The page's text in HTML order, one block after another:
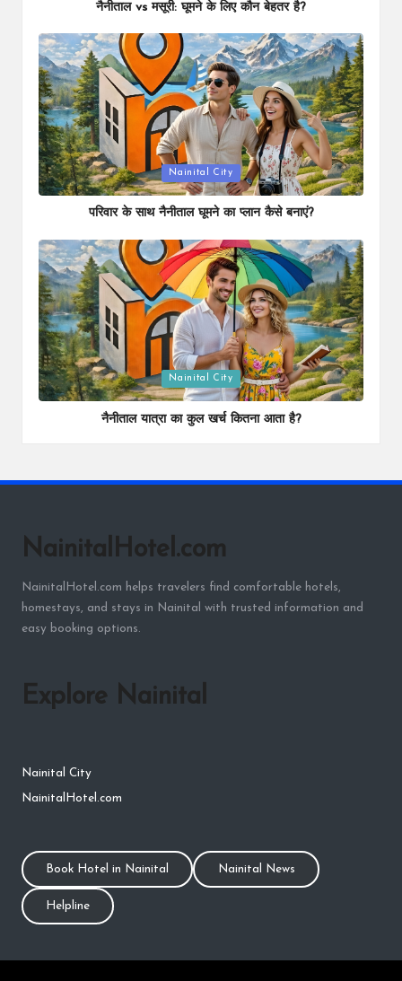
नैनीताल vs मसूरी: घूमने के लिए कौन बेहतर है?
Posted
in
Nainital City
परिवार के साथ नैनीताल घूमने का प्लान कैसे बनाएं?
Posted
in
Nainital City
नैनीताल यात्रा का कुल खर्च कितना आता है?
NainitalHotel.com
NainitalHotel.com helps travelers find comfortable hotels,
homestays, and stays in Nainital with trusted information and
easy booking options.
Explore Nainital
Nainital City
NainitalHotel.com
Book Hotel in Nainital Nainital News
Helpline